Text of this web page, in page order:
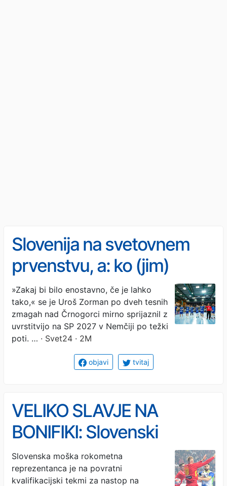
Slovenija na svetovnem
prvenstvu, a: ko (jim)
zmage niso več dovolj
»Zakaj bi bilo enostavno, če je lahko
tako,« se je Uroš Zorman po dveh tesnih
zmagah nad Črnogorci mirno sprijaznil z
uvrstitvijo na SP 2027 v Nemčiji po težki
poti. … · Svet24 · 2M
objavi tvitaj
VELIKO SLAVJE NA
BONIFIKI: Slovenski
rokometaši premagali
Črnogorce
Slovenska moška rokometna
reprezentanca je na povratni
kvalifikacijski tekmi za nastop na